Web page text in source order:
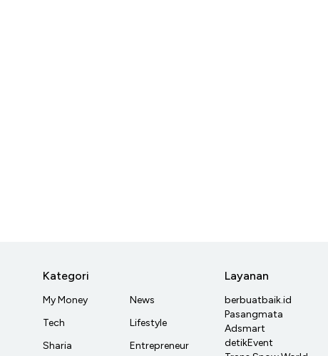
Kategori
My Money
Tech
Sharia
News
Lifestyle
Entrepreneur
Layanan
berbuatbaik.id
Pasangmata
Adsmart
detikEvent